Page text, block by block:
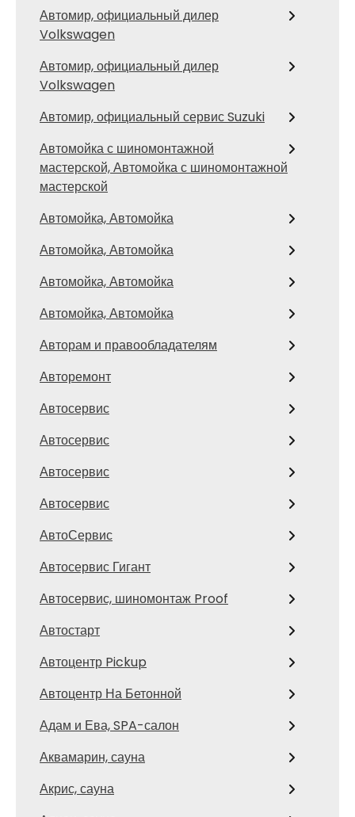
Автомир, официальный дилер
Volkswagen
Автомир, официальный дилер
Volkswagen
Автомир, официальный сервис Suzuki
Автомойка с шиномонтажной
мастерской, Автомойка с шиномонтажной
мастерской
Автомойка, Автомойка
Автомойка, Автомойка
Автомойка, Автомойка
Автомойка, Автомойка
Авторам и правообладателям
Авторемонт
Автосервис
Автосервис
Автосервис
Автосервис
АвтоСервис
Автосервис Гигант
Автосервис, шиномонтаж Proof
Автостарт
Автоцентр Pickup
Автоцентр На Бетонной
Адам и Ева, SPA-салон
Аквамарин, сауна
Акрис, сауна